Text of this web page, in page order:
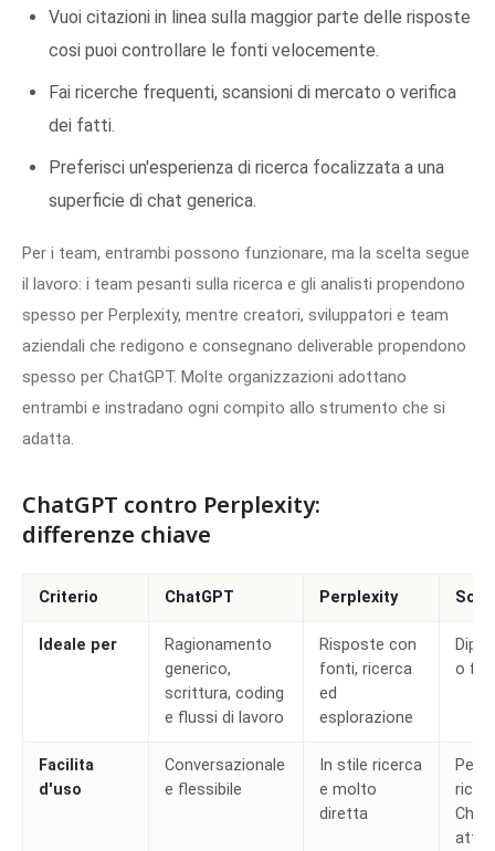
Vuoi citazioni in linea sulla maggior parte delle risposte
cosi puoi controllare le fonti velocemente.
Fai ricerche frequenti, scansioni di mercato o verifica
dei fatti.
Preferisci un'esperienza di ricerca focalizzata a una
superficie di chat generica.
Per i team, entrambi possono funzionare, ma la scelta segue
il lavoro: i team pesanti sulla ricerca e gli analisti propendono
spesso per Perplexity, mentre creatori, sviluppatori e team
aziendali che redigono e consegnano deliverable propendono
spesso per ChatGPT. Molte organizzazioni adottano
entrambi e instradano ogni compito allo strumento che si
adatta.
ChatGPT contro Perplexity:
differenze chiave
Criterio ChatGPT Perplexity
Ideale per
Ragionamento
generico,
scrittura, coding
e flussi di lavoro
Risposte con
fonti, ricerca
ed
esplorazione
o fai
Facilita
d'uso
Conversazionale
e flessibile
In stile ricerca
e molto
diretta